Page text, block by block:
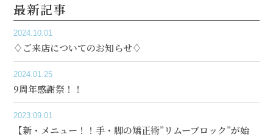
最新記事
2024.10.01
♢ご来店についてのお知らせ♢
2024.01.25
9周年感謝祭！！
2023.09.01
【新・メニュー！！手・脚の矯正術”リムーブロック”が始